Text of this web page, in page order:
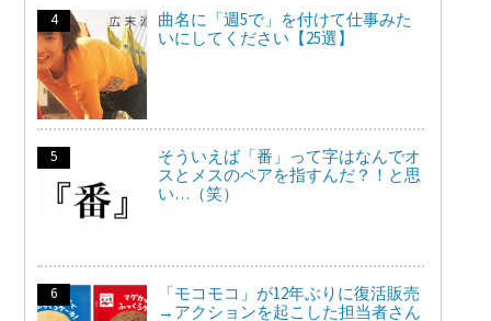
曲名に「週5で」を付けて仕事みた
いにしてください【25選】
そういえば「番」って字はなんでオ
スとメスのペアを指すんだ？！と思
い…（笑）
「モコモコ」が12年ぶりに復活販売
→アクションを起こした担当者さん